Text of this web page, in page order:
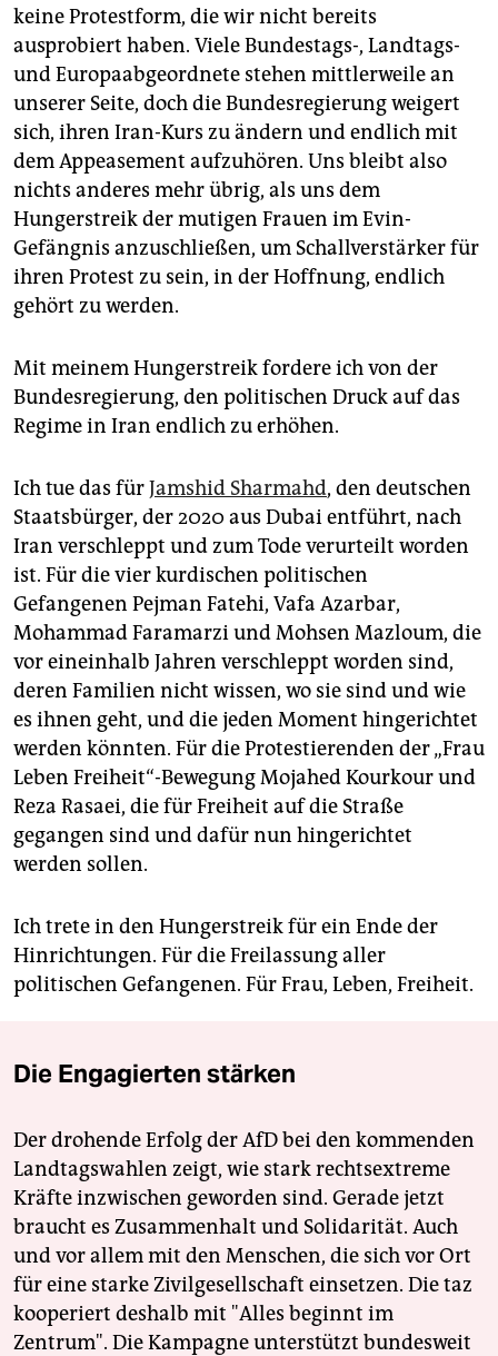
keine Protestform, die wir nicht bereits
ausprobiert haben. Viele Bundestags-, Landtags-
und Europaabgeordnete stehen mittlerweile an
unserer Seite, doch die Bundesregierung weigert
sich, ihren Iran-Kurs zu ändern und endlich mit
dem Appeasement aufzuhören. Uns bleibt also
nichts anderes mehr übrig, als uns dem
Hungerstreik der mutigen Frauen im Evin-
Gefängnis anzuschließen, um Schallverstärker für
ihren Protest zu sein, in der Hoffnung, endlich
gehört zu werden.
Mit meinem Hungerstreik fordere ich von der
Bundesregierung, den politischen Druck auf das
Regime in Iran endlich zu erhöhen.
Ich tue das fürJamshid Sharmahd, den deutschen
Staatsbürger, der 2020 aus Dubai entführt, nach
Iran verschleppt und zum Tode verurteilt worden
ist. Für die vier kurdischen politischen
Gefangenen Pejman Fatehi, Vafa Azarbar,
Mohammad Faramarzi und Mohsen Mazloum, die
vor eineinhalb Jahren verschleppt worden sind,
deren Familien nicht wissen, wo sie sind und wie
es ihnen geht, und die jeden Moment hingerichtet
werden könnten. Für die Protestierenden der „Frau
Leben Freiheit“-Bewegung Mojahed Kourkour und
Reza Rasaei, die für Freiheit auf die Straße
gegangen sind und dafür nun hingerichtet
werden sollen.
Ich trete in den Hungerstreik für ein Ende der
Hinrichtungen. Für die Freilassung aller
politischen Gefangenen. Für Frau, Leben, Freiheit.
Die Engagierten stärken
Der drohende Erfolg der AfD bei den kommenden
Landtagswahlen zeigt, wie stark rechtsextreme
Kräfte inzwischen geworden sind. Gerade jetzt
braucht es Zusammenhalt und Solidarität. Auch
und vor allem mit den Menschen, die sich vor Ort
für eine starke Zivilgesellschaft einsetzen. Die taz
kooperiert deshalb mit "Alles beginnt im
Zentrum". Die Kampagne unterstützt bundesweit